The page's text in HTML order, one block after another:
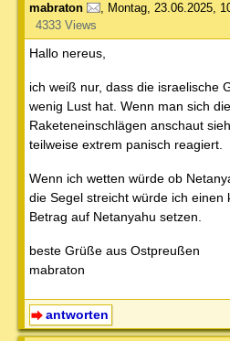
mabraton , Montag, 23.06.2025,
4333 Views
Hallo nereus,
ich weiß nur, dass die israelische
wenig Lust hat. Wenn man sich
Raketeneinschlägen anschaut
teilweise extrem panisch reagiert.
Wenn ich wetten würde ob
die Segel streicht würde ich einen
Betrag auf Netanyahu setzen.
beste Grüße aus Ostpreußen
mabraton
antworten